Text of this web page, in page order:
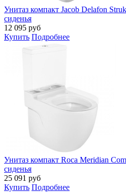
Унитаз компакт Jacob Delafon
сиденья
12 095 руб
Купить Подробнее
Унитаз компакт Roca Meridian
сиденья
25 091 руб
Купить Подробнее